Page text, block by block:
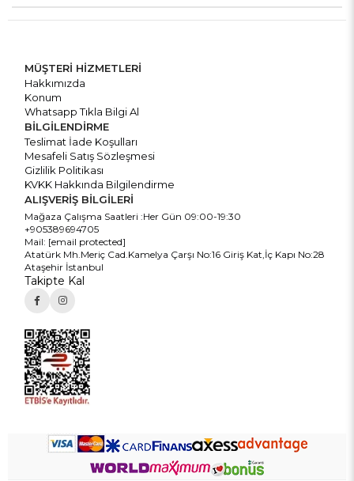
MÜŞTERİ HİZMETLERİ
Hakkımızda
Konum
Whatsapp Tıkla Bilgi Al
BİLGİLENDİRME
Teslimat İade Koşulları
Mesafeli Satış Sözleşmesi
Gizlilik Politikası
KVKK Hakkında Bilgilendirme
ALIŞVERİŞ BİLGİLERİ
Mağaza Çalışma Saatleri :Her Gün 09:00-19:30
+905389694705
Mail: [email protected]
Atatürk Mh.Meriç Cad.Kamelya Çarşı No:16 Giriş Kat,İç Kapı No:28
Ataşehir İstanbul
Takipte Kal